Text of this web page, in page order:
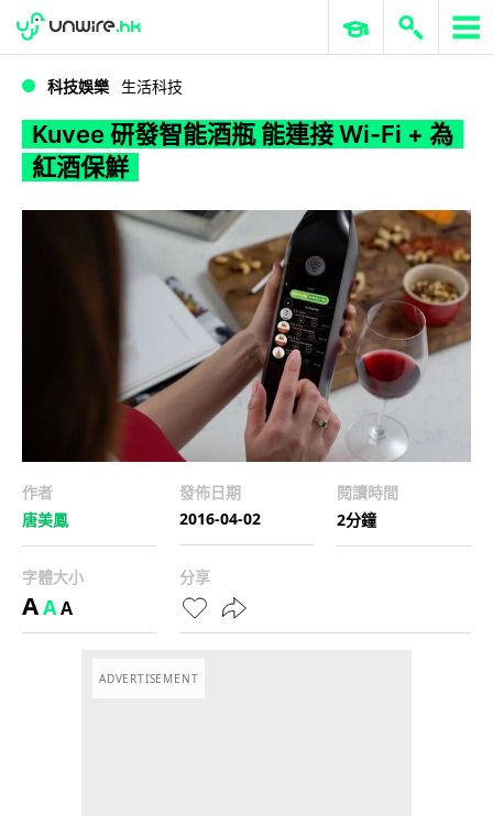
WWDC 2026 ERP 與商業 AI
科技娛樂 生活科技
Kuvee 研發智能酒瓶 能連接 Wi-Fi + 為
紅酒保鮮
作者
唐美鳳
發佈日期
2016-04-02
閱讀時間
2分鐘
字體大小
AAA
分享
ADVERTISEMENT